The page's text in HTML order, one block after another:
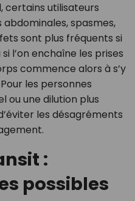
certains utilisateurs
spasmes,
sont plus fréquents si
l’on enchaîne les prises
commence alors à s’y
les personnes
ou une dilution plus
les désagréments
:
possibles